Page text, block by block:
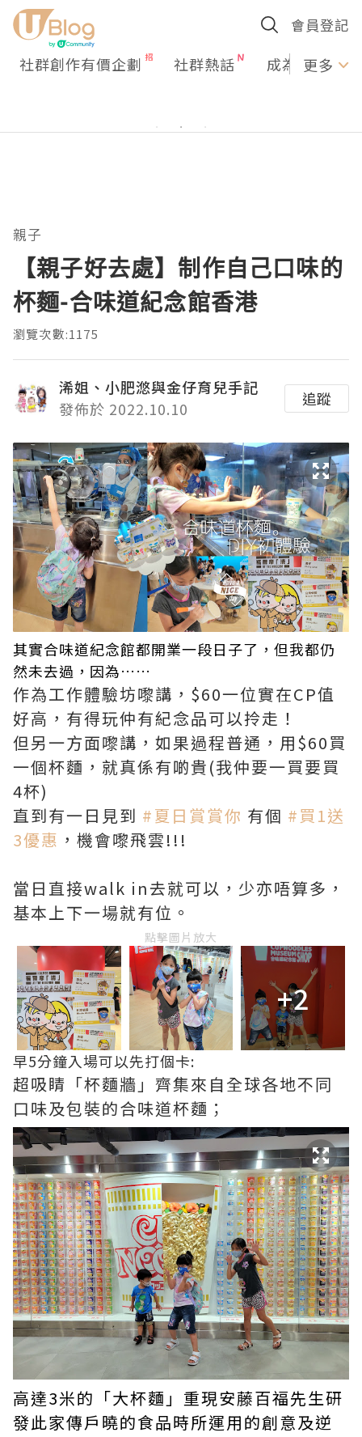
會員登記
社群創作有價企劃 社群熱話 成為U更多
親子
【親子好去處】制作自己口味的
杯麵-合味道紀念館香港
瀏覽次數:1175
浠姐、小肥滺與金仔育兒手記
發佈於 2022.10.10
追蹤
其實合味道紀念館都開業一段日子了，但我都仍
然未去過，因為……
作為工作體驗坊嚟講，$60一位實在CP值
好高，有得玩仲有紀念品可以拎走！
但另一方面嚟講，如果過程普通，用$60買
一個杯麵，就真係有啲貴(我仲要一買要買
4杯)
直到有一日見到 #夏日賞賞你 有個 #買1送
3優惠 ，機會嚟飛雲!!!
當日直接walk in去就可以，少亦唔算多，
基本上下一場就有位。
點擊圖片放大
+2
早5分鐘入場可以先打個卡:
超吸睛「杯麵牆」齊集來自全球各地不同
口味及包裝的合味道杯麵；
高達3米的「大杯麵」重現安藤百福先生研
發此家傳戶曉的食品時所運用的創意及逆